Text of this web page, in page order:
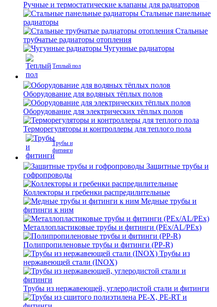
Ручные и термостатические клапаны для радиаторов
Стальные панельные
радиаторы
Стальные
трубчатые радиаторы отопления
Чугунные радиаторы
Теплый пол
Оборудование для водяных тёплых полов
Оборудование для электрических тёплых полов
Терморегуляторы и контроллеры для теплого пола
Трубы и
фитинги
Защитные трубы и
гофропроводы
Коллекторы и гребенки распредилительные
Медные трубы и
фитинги к ним
Металлопластиковые трубы и фитинги (PEx/AL/PEx)
Полипропиленовые трубы и фитинги (PP-R)
Трубы из
нержавеющей стали (INOX)
Трубы из нержавеющей, углеродистой стали и фитинги